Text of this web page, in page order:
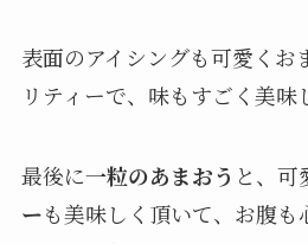
表面のアイシングも可愛くお
リティーで、味もすごく美味
最後に一粒のあまおう と、可
ーも美味しく頂いて、お腹